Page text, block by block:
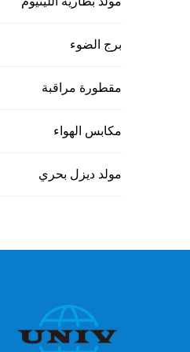
برج الضوء
مقطورة مراقبة
مكابس الهواء
مولد ديزل بحري